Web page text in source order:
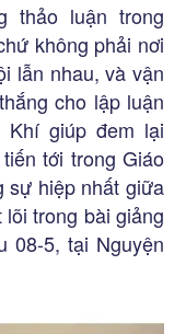
thảo luận trong
không phải nơi
lẫn nhau, và vận
cho lập luận
Khí giúp đem lại
tới trong Giáo
sự hiệp nhất giữa
trong bài giảng
08-5, tại Nguyện